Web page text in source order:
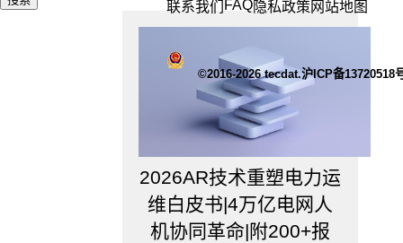
2026AR技术重塑电力运
维白皮书|4万亿电网人
机协同革命|附200+报
联系我们 FAQ隐私政策 网站地图
©2016-2026 tecdat.沪ICP备13720518